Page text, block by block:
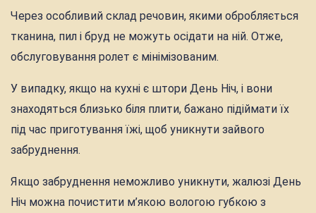
Через особливий склад речовин, якими обробляється
тканина, пил і бруд не можуть осідати на ній. Отже,
обслуговування ролет є мінімізованим.
У випадку, якщо на кухні є штори День Ніч, і вони
знаходяться близько біля плити, бажано підіймати їх
під час приготування їжі, щоб уникнути зайвого
забруднення.
Якщо забруднення неможливо уникнути, жалюзі День
Ніч можна почистити м’якою вологою губкою з